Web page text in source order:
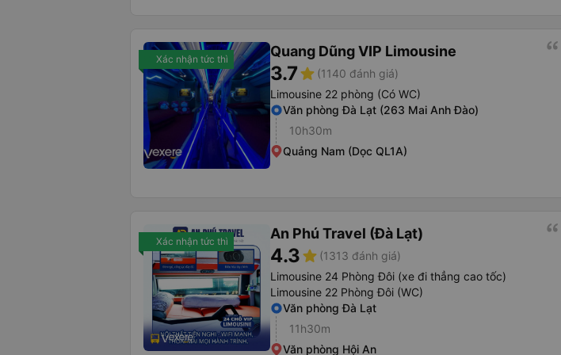
Xác nhận tức thì Quang Dũng VIP Limousine
3.7star (1140 đánh giá)
Limousine 22 phòng (Có WC)
Văn phòng Đà Lạt (263 Mai Anh Đào)
10h30m
Quảng Nam (Dọc QL1A)
Xác nhận tức thì An Phú Travel (Đà Lạt)
4.3star (1313 đánh giá)
Limousine 24 Phòng Đôi (xe đi thẳng cao tốc)
Limousine 22 Phòng Đôi (WC)
Văn phòng Đà Lạt
11h30m
Văn phòng Hội An